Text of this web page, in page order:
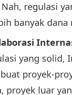
regulasi
banyak dana
yang solid,
proyek-
proyek luar